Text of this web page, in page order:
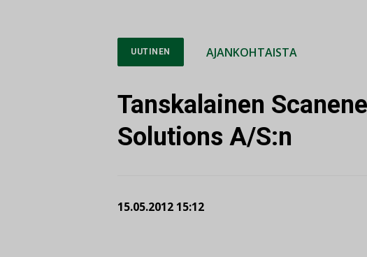
UUTINEN AJANKOHTAISTA
Tanskalainen
Solutions A/S:n
15.05.2012 15:12